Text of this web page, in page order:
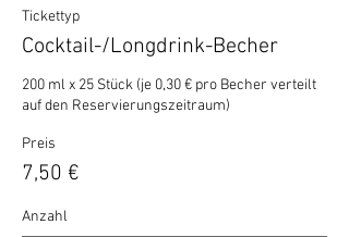
Tickettyp
Cocktail-/Longdrink-Becher
200 ml x 25 Stück (je 0,30 € pro Becher verteilt
auf den Reservierungszeitraum)
Preis
7,50 €
Anzahl